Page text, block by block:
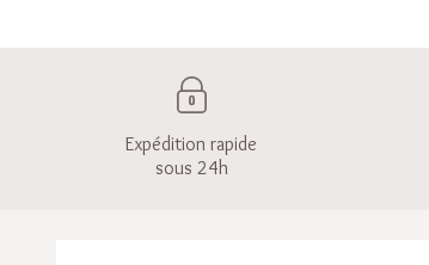
Expédition rapide
sous 24h